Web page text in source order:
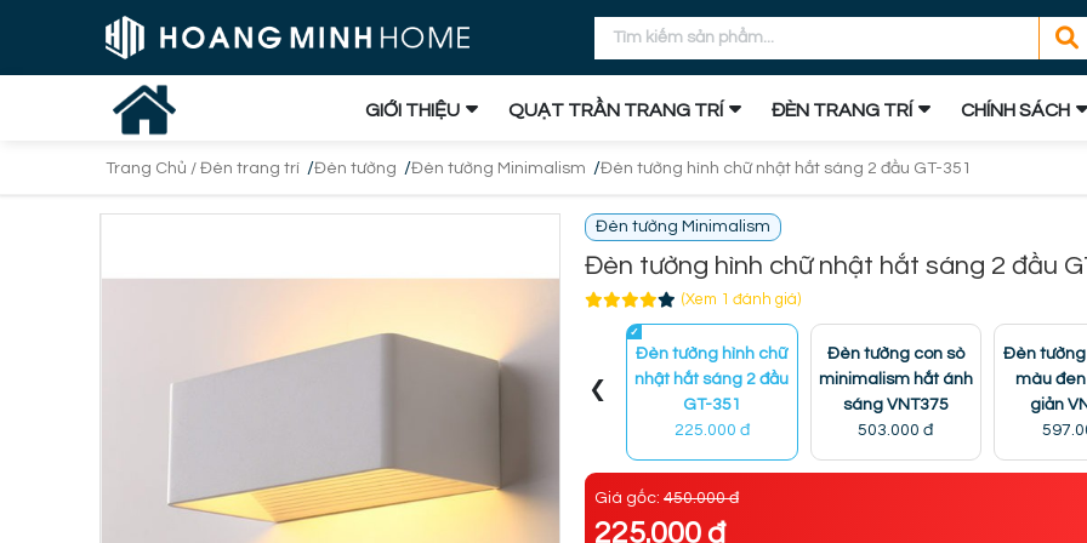
GIỚI THIỆU QUẠT TRẦN TRANG TRÍ ĐÈN TRANG TRÍ CHÍNH SÁCH
Trang Chủ / Đèn trang trí /Đèn tường /Đèn tường Minimalism /Đèn tường hình chữ nhật hắt sáng 2 đầu GT-351
Đèn tường Minimalism
Đèn tường hình chữ nhật hắt sáng 2 đầu
(Xem 1 đánh giá)
Đèn tường hình chữ
nhật hắt sáng 2 đầu
GT-351
225.000 đ
Đèn tường con sò
minimalism hắt ánh
sáng VNT375
503.000 đ
Đèn tường
màu
giản
‹
Giá gốc: 450.000 đ
225.000 đ